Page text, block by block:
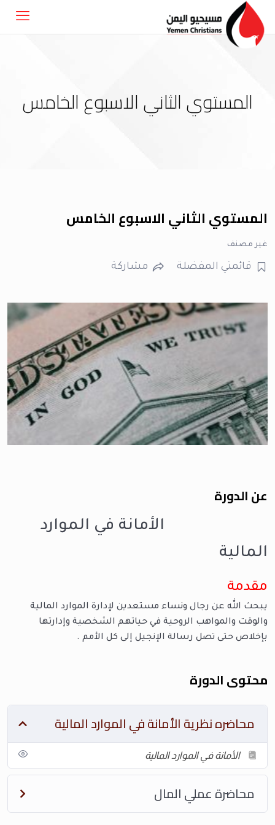
المستوي الثاني الاسبوع الخامس
المستوي الثاني الاسبوع الخامس
غير مصنف
قائمتي المفضلة مشاركة
عن الدورة
الأمانة في الموارد
المالية
مقدمة
يبحث الله عن رجال ونساء مستعدين لإدارة الموارد المالية
والوقت والمواهب الروحية في حياتهم الشخصية وإدارتها
بإخلاص حتى تصل رسالة الإنجيل إلى كل الأمم .
محتوى الدورة
محاضره نظرية الأمانة في الموارد المالية
الأمانة في الموارد المالية
محاضرة عملي المال